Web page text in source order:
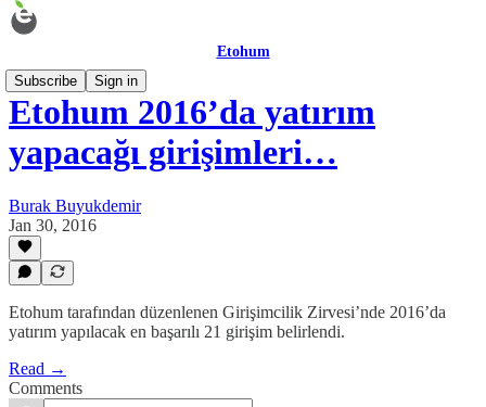
Etohum
Subscribe
Sign in
Etohum 2016’da yatırım
yapacağı girişimleri…
Burak Buyukdemir
Jan 30, 2016
Etohum tarafından düzenlenen Girişimcilik Zirvesi’nde 2016’da
yatırım yapılacak en başarılı 21 girişim belirlendi.
Read →
Comments